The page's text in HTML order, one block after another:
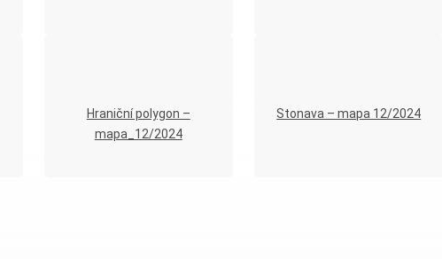
Hraniční polygon –
mapa_12/2024
Stonava – mapa 12/2024